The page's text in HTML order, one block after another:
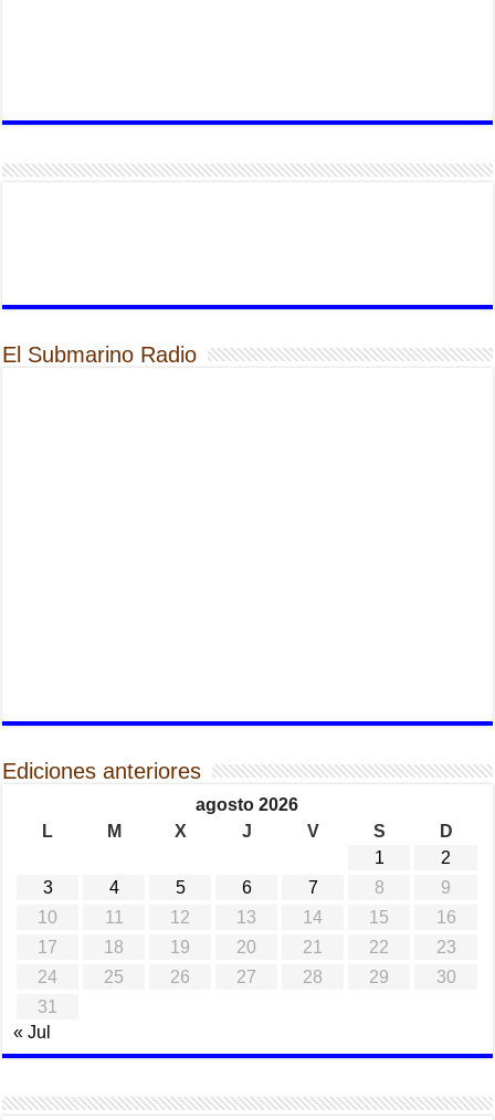
El Submarino Radio
Ediciones anteriores
agosto 2026
L
M X J V S
D
1
2
3
4 5 6 7 8
9
10
11 12 13 14 15
16
17
18 19 20 21 22
23
24
25 26 27 28 29
30
31
« Jul